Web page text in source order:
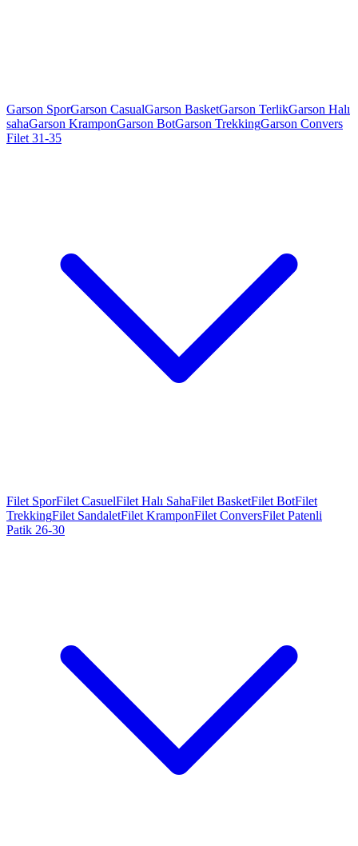
Garson SporGarson CasualGarson BasketGarson TerlikGarson Halı
sahaGarson KramponGarson BotGarson TrekkingGarson Convers
Filet 31-35
Filet SporFilet CasuelFilet Halı SahaFilet BasketFilet BotFilet
TrekkingFilet SandaletFilet KramponFilet ConversFilet Patenli
Patik 26-30